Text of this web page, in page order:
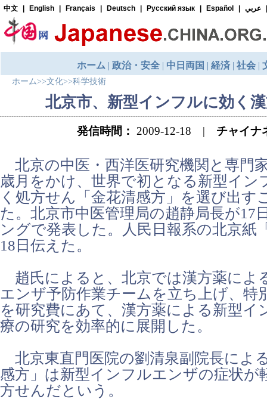
ホーム>>文化>>科学技術
北京市、新型インフルに効く
発信時間： 2009-12-18 | チャイナ
北京の中医・西洋医研究機関と専門
歳月をかけ、世界で初となる新型イン
く処方せん「金花清感方」を選び出す
た。北京市中医管理局の趙静局長が17
ングで発表した。人民日報系の北京紙
18日伝えた。
趙氏によると、北京では漢方薬によ
エンザ予防作業チームを立ち上げ、特
を研究費にあて、漢方薬による新型イ
療の研究を効率的に展開した。
北京東直門医院の劉清泉副院長によ
感方」は新型インフルエンザの症状が
方せんだという。